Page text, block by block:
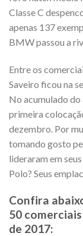
Classe C
apenas 137
BMW passou a
Entre os
Saveiro ficou na
No acumulado do
primeira
dezembro. Por
tomando gosto
lideraram em
Polo? Seus
Confira
50
de 2017: